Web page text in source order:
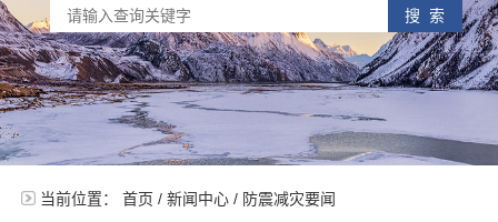
搜 索
当前位置： 首页 / 新闻中心/ 防震减灾要闻